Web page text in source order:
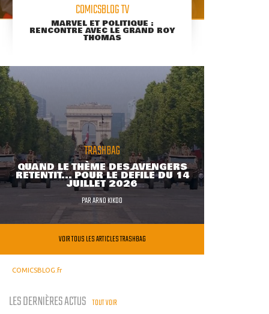
COMICSBLOG TV
MARVEL ET POLITIQUE :
RENCONTRE AVEC LE GRAND ROY
THOMAS
TRASHBAG
QUAND LE THÈME DES AVENGERS
RETENTIT... POUR LE DÉFILÉ DU 14
JUILLET 2026
PARARNO KIKOO
VOIR TOUS LES ARTICLES TRASHBAG
COMICSBLOG.fr
LES DERNIÈRES ACTUS TOUT VOIR